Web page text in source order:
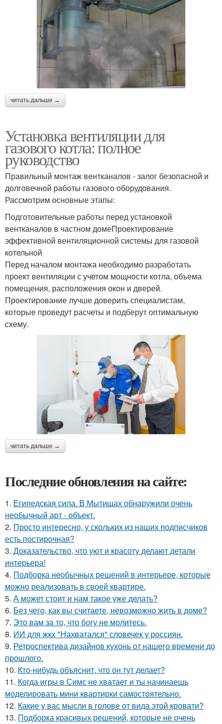
читать дальше →
Установка вентиляции для
газового котла: полное
руководство
Правильный монтаж вентканалов - залог безопасной и
долговечной работы газового оборудования.
Рассмотрим основные этапы:
Подготовительные работы перед установкой
вентканалов в частном домеПроектирование
эффективной вентиляционной системы для газовой
котельной
Перед началом монтажа необходимо разработать
проект вентиляции с учетом мощности котла, объема
помещения, расположения окон и дверей.
Проектирование лучше доверить специалистам,
которые проведут расчеты и подберут оптимальную
схему.
читать дальше →
Последние обновления на сайте:
1. Египедская сила. В Мытищах обнаружили очень
необычный арт - объект.
2. Просто интересно, у скольких из наших подписчиков
есть постирочная?
3. Доказательство, что уют и красоту делают детали
интерьера!
4. Подборка необычных решений в интерьере, которые
можно реализовать в своей квартире.
5. А может стоит и нам такое уже делать?
6. Без чего, как вы считаете, невозможно жить в доме?
7. Это вам за то, что богу не молитесь.
8. ИИ для жкх "Нахватался" словечек у россиян.
9. Ретроспектива дизайнов кухонь от нашего времени до
прошлого.
10. Кто-нибудь объяснит, что он тут делает?
11. Когда игры в Симс не хватает и ты начинаешь
моделировать мини квартирки самостоятельно.
12. Какие у вас мысли в голове от вида этой кровати?
13. Подборка красивых решений, которые не очень